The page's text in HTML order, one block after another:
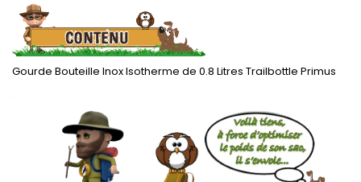
Gourde Bouteille Inox Isotherme de 0.8 Litres Trailbottle Primus
.